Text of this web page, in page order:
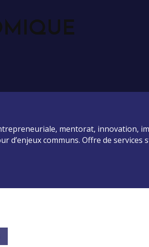
mentorat, innovation,
d’enjeux communs. Offre de services